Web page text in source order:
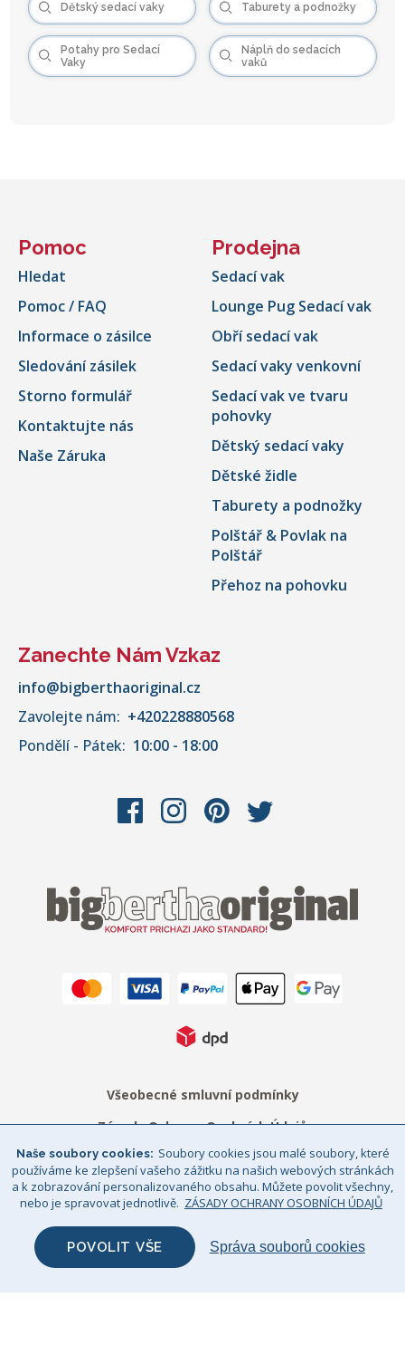
Dětský sedací vaky Taburety a podnožky
Potahy pro Sedací
Vaky
Náplň do sedacích
vaků
Pomoc
Hledat
Pomoc / FAQ
Informace o zásilce
Sledování zásilek
Storno formulář
Kontaktujte nás
Naše Záruka
Prodejna
Sedací vak
Lounge Pug Sedací vak
Obří sedací vak
Sedací vaky venkovní
Sedací vak ve tvaru
pohovky
Dětský sedací vaky
Dětské židle
Taburety a podnožky
Polštář & Povlak na
Polštář
Přehoz na pohovku
Zanechte Nám Vzkaz
info@bigberthaoriginal.cz
Zavolejte nám: +420228880568
Pondělí - Pátek: 10:00 - 18:00
Všeobecné smluvní podmínky
Zásady Ochrany Osobních Údajů
Právní upozornění
Sitemap
© Big Bertha Original 2026
GHS Retail Ltd / Registrace k DPH: CZ 685352911
Naše soubory cookies
Soubory cookies jsou malé soubory, které
používáme ke zlepšení vašeho zážitku na našich webových stránkách
a k zobrazování personalizovaného obsahu. Můžete povolit všechny,
nebo je spravovat jednotlivě. ZÁSADY OCHRANY OSOBNÍCH ÚDAJŮ
POVOLIT VŠE Správa souborů cookies